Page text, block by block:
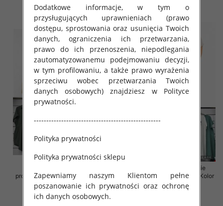
szczegóły szczegóły
produkt) Roz Standard, Mix Kolor
Paczka 5 szt
35.00 zł
Sukienki damskie (Włoskie
produkt) Roz Standard, Mix Kolor
Paczka 5 szt
Dodatkowe informacje, w tym o
przysługujących uprawnieniach (prawo
dostępu, sprostowania oraz usunięcia Twoich
danych, ograniczenia ich przetwarzania,
prawo do ich przenoszenia, niepodlegania
zautomatyzowanemu podejmowaniu decyzji,
w tym profilowaniu, a także prawo wyrażenia
sprzeciwu wobec przetwarzania Twoich
danych osobowych) znajdziesz w Polityce
prywatności.
---------------------------------------------------
Polityka prywatności
Polityka prywatności sklepu
Zapewniamy naszym Klientom pełne
poszanowanie ich prywatności oraz ochronę
ich danych osobowych.